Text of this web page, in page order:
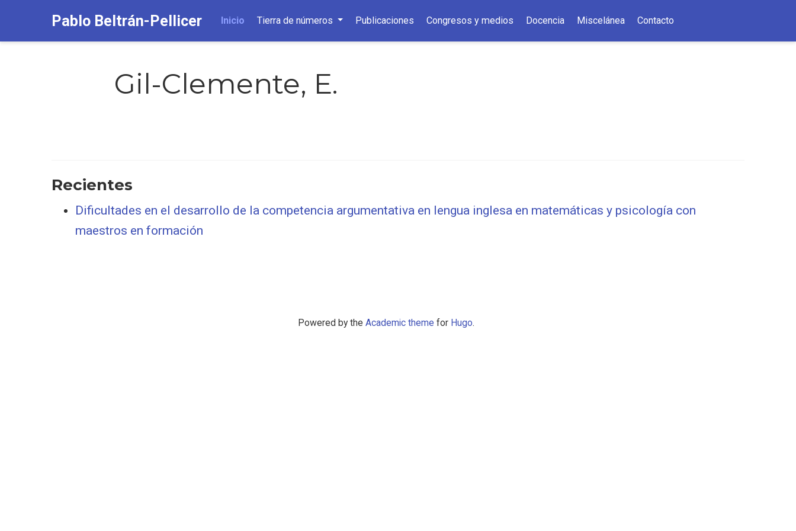
Pablo Beltrán-Pellicer Inicio Tierra de números Publicaciones Congresos y medios Docencia Miscelánea Contacto
Gil-Clemente, E.
Recientes
Dificultades en el desarrollo de la competencia argumentativa en lengua inglesa en matemáticas y psicología con
maestros en formación
Powered by theAcademic theme for Hugo.